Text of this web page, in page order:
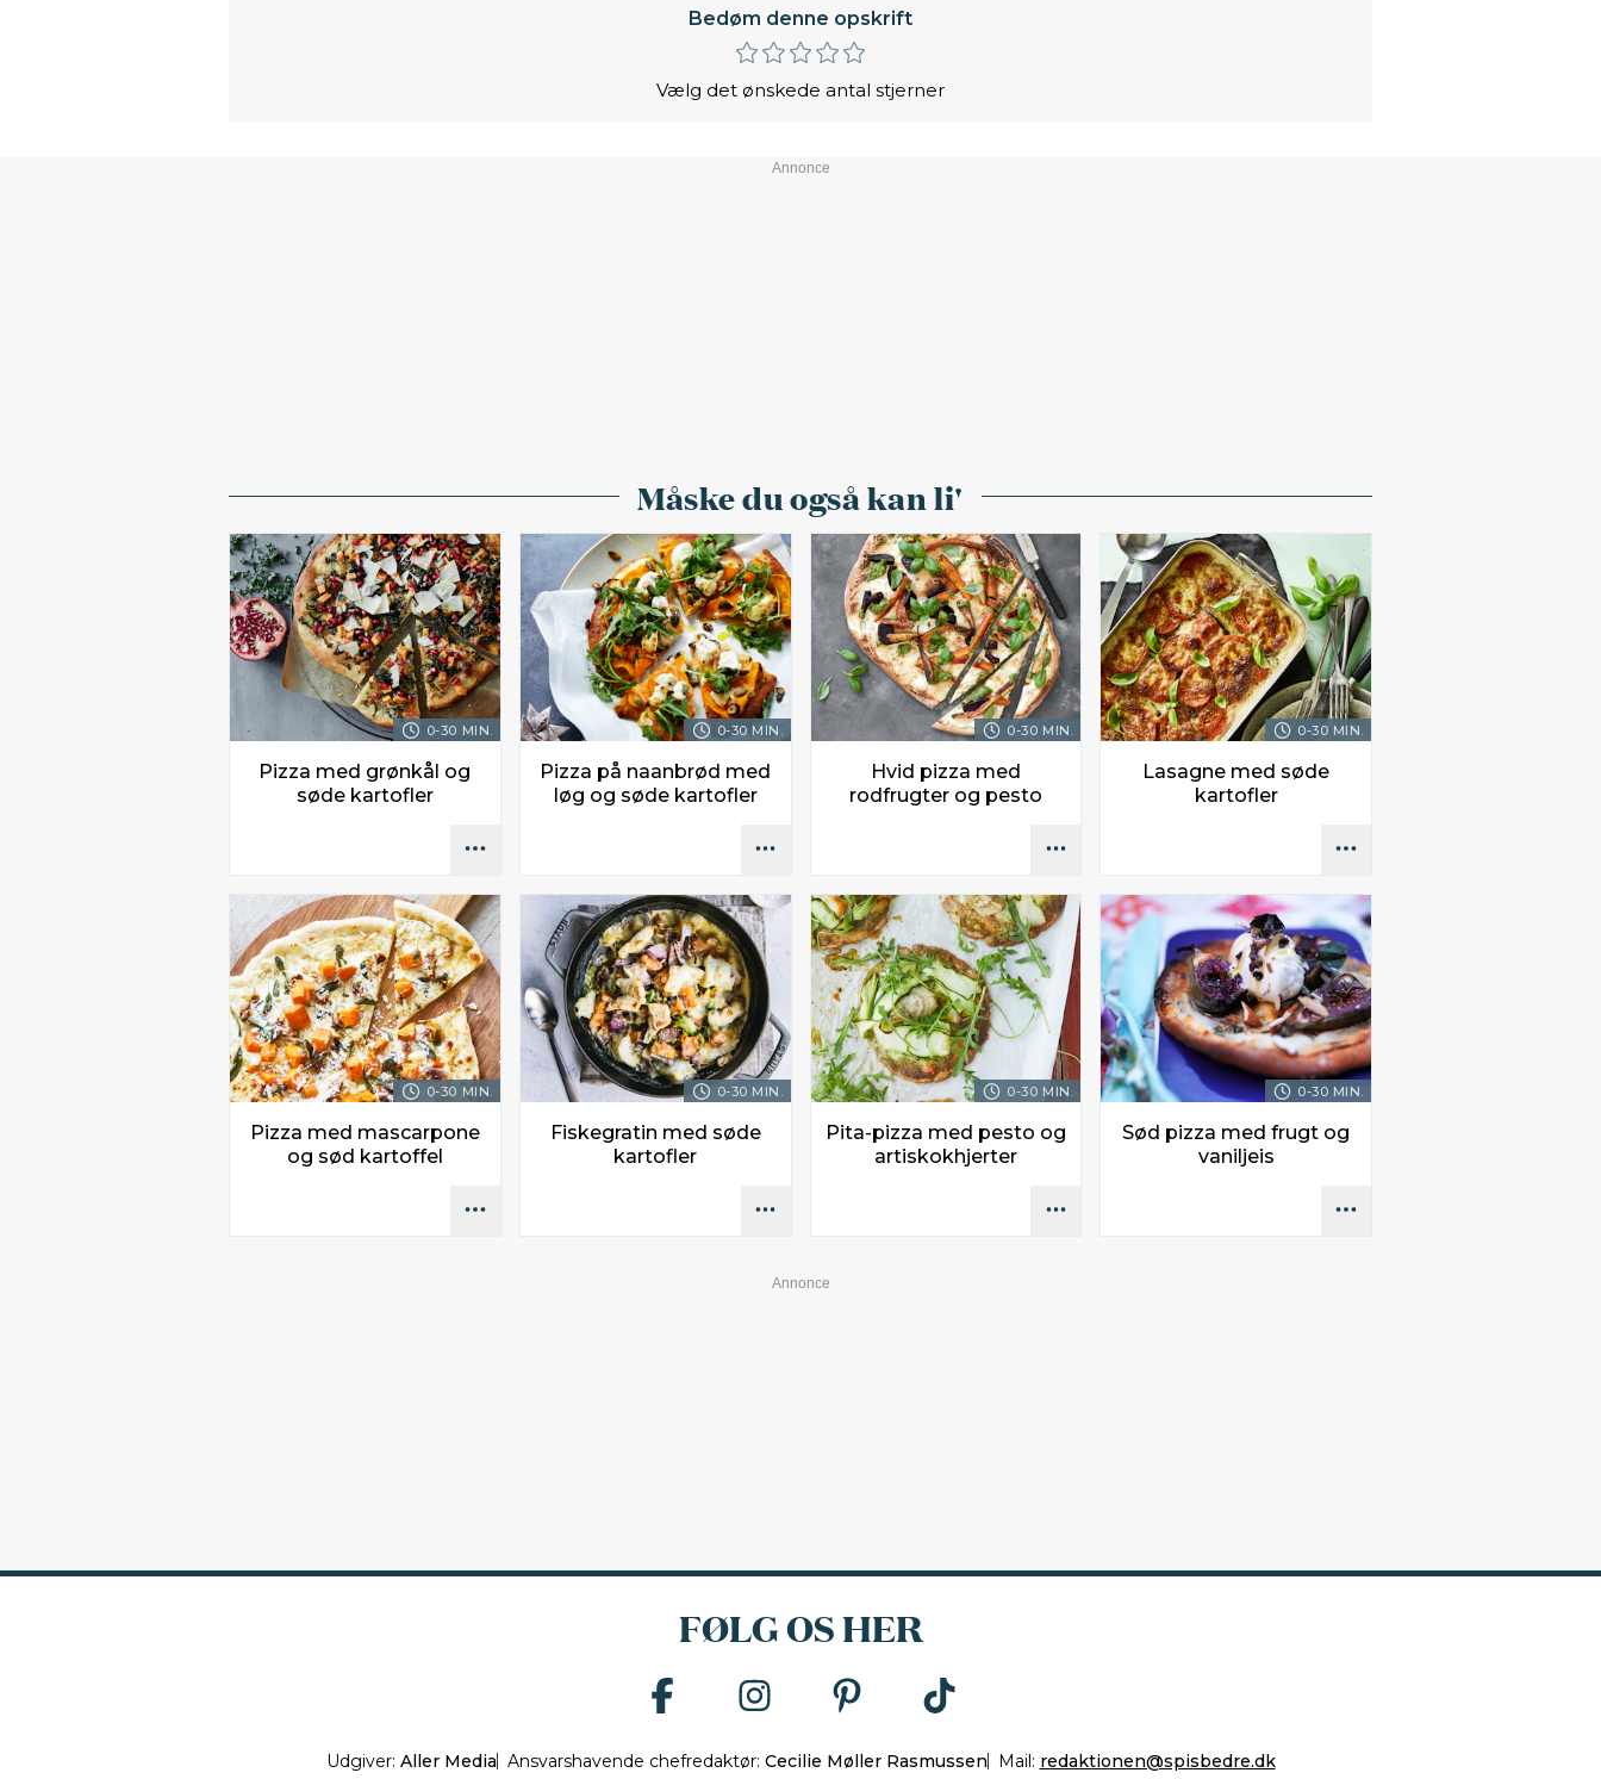
Bedøm denne opskrift
Vælg det ønskede antal stjerner
Måske du også kan li'
0-30 MIN.
Pizza med grønkål og
søde kartofler
0-30 MIN.
Pizza på naanbrød med
løg og søde kartofler
0-30 MIN.
Hvid pizza med
rodfrugter og pesto
0-30 MIN.
Lasagne med søde
kartofler
0-30 MIN.
Pizza med mascarpone
og sød kartoffel
0-30 MIN.
Fiskegratin med søde
kartofler
0-30 MIN.
Pita-pizza med pesto og
artiskokhjerter
0-30 MIN.
Sød pizza med frugt og
vaniljeis
FØLG OS HER
Udgiver: Aller Media Ansvarshavende chefredaktør: Cecilie Møller Rasmussen Mail: redaktionen@spisbedre.dk